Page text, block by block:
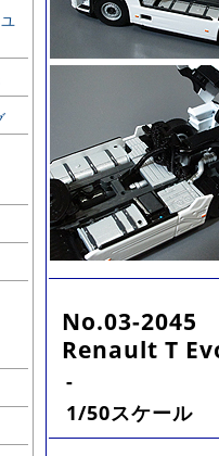
No.03-2045
Renault T
-
1/50スケール